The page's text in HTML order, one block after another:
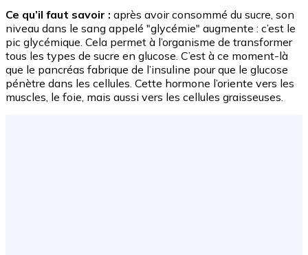
Ce qu’il faut savoir : après avoir consommé du sucre, son
niveau dans le sang appelé "glycémie" augmente : c’est le
pic glycémique. Cela permet à l’organisme de transformer
tous les types de sucre en glucose. C’est à ce moment-là
que le pancréas fabrique de l’insuline pour que le glucose
pénètre dans les cellules. Cette hormone l’oriente vers les
muscles, le foie, mais aussi vers les cellules graisseuses.